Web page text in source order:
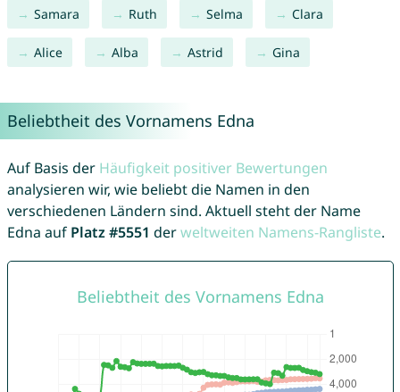
Samara Ruth Selma Clara
Alice Alba Astrid Gina
Beliebtheit des Vornamens Edna
Auf Basis der Häufigkeit positiver Bewertungen
analysieren wir, wie beliebt die Namen in den
verschiedenen Ländern sind. Aktuell steht der Name
Edna auf Platz #5551 derweltweiten Namens-Rangliste.